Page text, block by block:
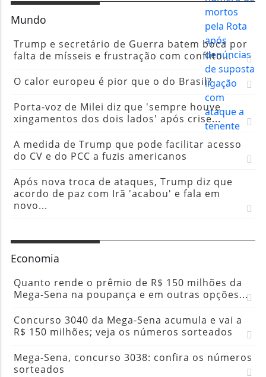
Mundo
Trump e secretário de Guerra batem boca por
falta de mísseis e frustração com conflito...
O calor europeu é pior que o do Brasil?
Porta-voz de Milei diz que 'sempre houve
xingamentos dos dois lados' após crise...
A medida de Trump que pode facilitar acesso
do CV e do PCC a fuzis americanos
Após nova troca de ataques, Trump diz que
acordo de paz com Irã 'acabou' e fala em
novo...
Economia
Quanto rende o prêmio de R$ 150 milhões da
Mega-Sena na poupança e em outras opções...
Concurso 3040 da Mega-Sena acumula e vai a
R$ 150 milhões; veja os números sorteados
Mega-Sena, concurso 3038: confira os números
sorteados